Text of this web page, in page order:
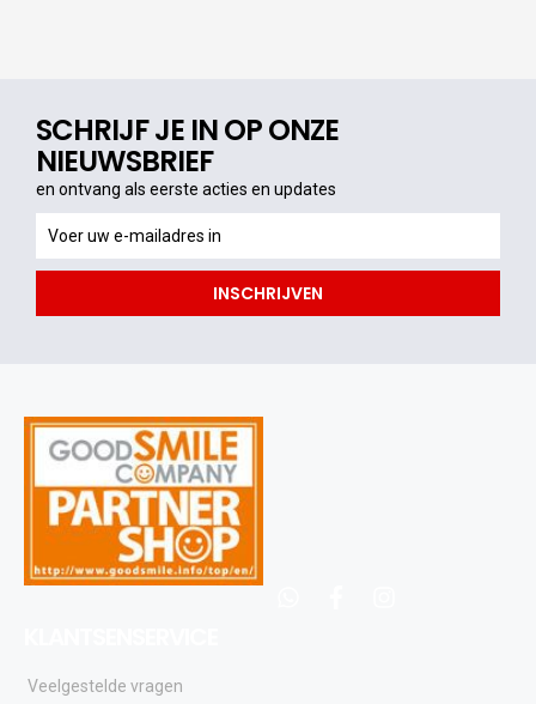
SCHRIJF JE IN OP ONZE
NIEUWSBRIEF
en ontvang als eerste acties en updates
ontvang
als
acties
INSCHRIJVEN
Veelgestelde vragen